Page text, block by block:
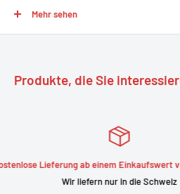
Modell: uGrip Bordo Combo 5700
Halterung: mit Halterung SH 5700C/80
Mehr sehen
Produkte, die Sie
von 150 Franken*.
Wenn Sie mit